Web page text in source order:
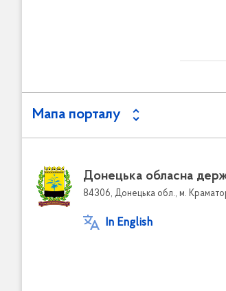
Мапа порталу
Донецька обласна
84306, Донецька обл., м.
In English